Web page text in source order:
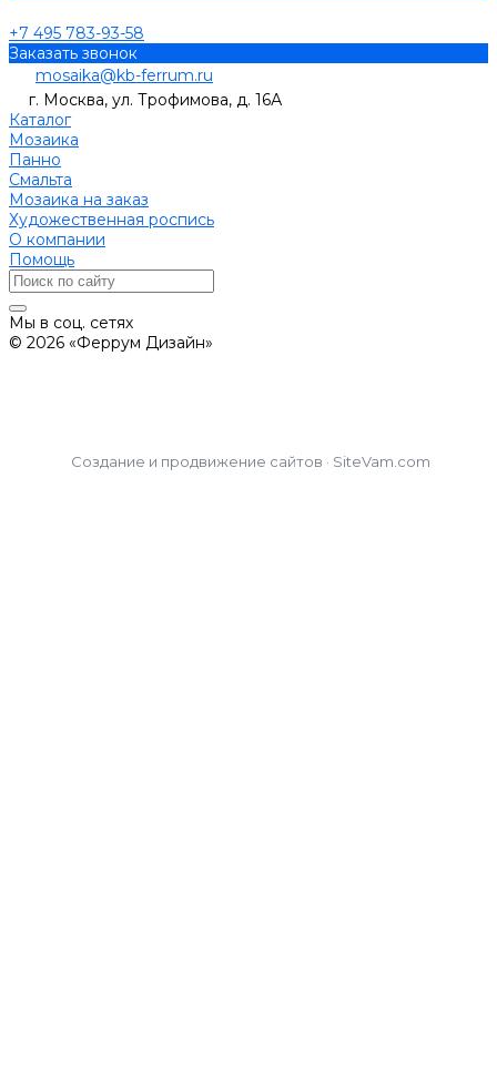
+7 495 783-93-58
Заказать звонок
mosaika@kb-ferrum.ru
г. Москва, ул. Трофимова, д. 16А
Каталог
Мозаика
Панно
Смальта
Мозаика на заказ
Художественная роспись
О компании
Помощь
Мы в соц. сетях
© 2026 «Феррум Дизайн»
Создание и продвижение сайтов · SiteVam.com